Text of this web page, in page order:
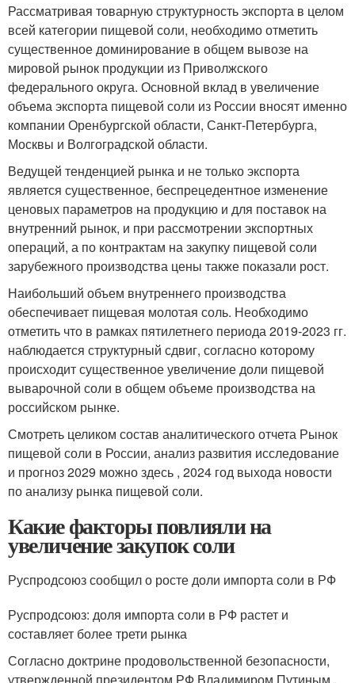
Рассматривая товарную структурность экспорта в целом
всей категории пищевой соли, необходимо отметить
существенное доминирование в общем вывозе на
мировой рынок продукции из Приволжского
федерального округа. Основной вклад в увеличение
объема экспорта пищевой соли из России вносят именно
компании Оренбургской области, Санкт-Петербурга,
Москвы и Волгоградской области.
Ведущей тенденцией рынка и не только экспорта
является существенное, беспрецедентное изменение
ценовых параметров на продукцию и для поставок на
внутренний рынок, и при рассмотрении экспортных
операций, а по контрактам на закупку пищевой соли
зарубежного производства цены также показали рост.
Наибольший объем внутреннего производства
обеспечивает пищевая молотая соль. Необходимо
отметить что в рамках пятилетнего периода 2019-2023 гг.
наблюдается структурный сдвиг, согласно которому
происходит существенное увеличение доли пищевой
выварочной соли в общем объеме производства на
российском рынке.
Смотреть целиком состав аналитического отчета Рынок
пищевой соли в России, анализ развития исследование
и прогноз 2029 можно здесь , 2024 год выхода новости
по анализу рынка пищевой соли.
Какие факторы повлияли на
увеличение закупок соли
Руспродсоюз сообщил о росте доли импорта соли в РФ
Руспродсоюз: доля импорта соли в РФ растет и
составляет более трети рынка
Согласно доктрине продовольственной безопасности,
утвержденной президентом РФ Владимиром Путиным ,